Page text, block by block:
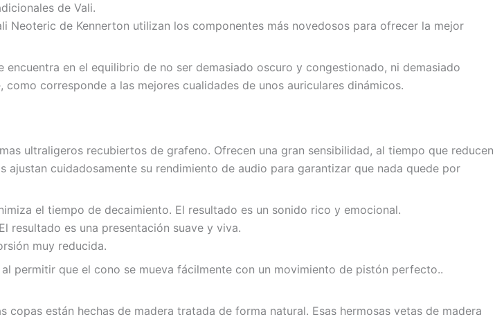
de Vali.
Neoteric de Kennerton utilizan los componentes más novedosos para ofrecer la mejor
en el equilibrio de no ser demasiado oscuro y congestionado, ni demasiado
corresponde a las mejores cualidades de unos auriculares dinámicos.
ultraligeros recubiertos de grafeno. Ofrecen una gran sensibilidad, al tiempo que reducen
cuidadosamente su rendimiento de audio para garantizar que nada quede por
el tiempo de decaimiento. El resultado es un sonido rico y emocional.
resultado es una presentación suave y viva.
muy reducida.
permitir que el cono se mueva fácilmente con un movimiento de pistón perfecto..
están hechas de madera tratada de forma natural. Esas hermosas vetas de madera